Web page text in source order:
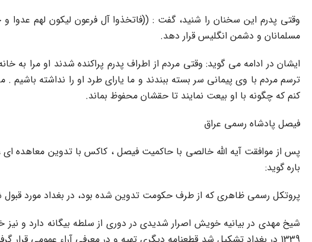
وقتى پدرم این سخنان را شنید، گفت : ((فاتخذوا آل فرعون لیکون لهم عدوا
مسلمانان و دشمن انگلیس قرار دهد.
ایشان در ادامه مى گوید: وقتى مردم از اطراف پدرم پراکنده شدند او مرا
ترسم مردم با وى پیمانى سر بسته ببندند و ما یاراى طرد او را نداشته
کنم که چگونه با او بیعت نمایند تا حقشان محفوظ بماند.
فیصل پادشاه رسمى عراق
پس از موافقت آیه الله خالصى با حاکمیت فیصل ، کاکس با تدوین معاهده
باره گوید:
پروتکل رسمى ظاهرى که از طرف حکومت تدوین شده بود، در بغداد مورد